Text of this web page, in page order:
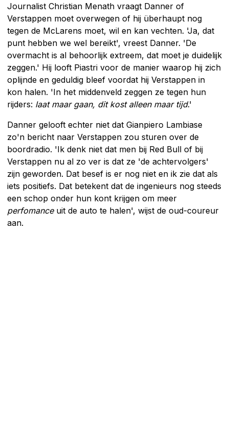
Journalist Christian Menath vraagt Danner of
Verstappen moet overwegen of hij überhaupt nog
tegen de McLarens moet, wil en kan vechten. 'Ja, dat
punt hebben we wel bereikt', vreest Danner. 'De
overmacht is al behoorlijk extreem, dat moet je duidelijk
zeggen.' Hij looft Piastri voor de manier waarop hij zich
oplijnde en geduldig bleef voordat hij Verstappen in
kon halen. 'In het middenveld zeggen ze tegen hun
rijders: laat maar gaan, dit kost alleen maar tijd.'
Danner gelooft echter niet dat Gianpiero Lambiase
zo'n bericht naar Verstappen zou sturen over de
boordradio. 'Ik denk niet dat men bij Red Bull of bij
Verstappen nu al zo ver is dat ze 'de achtervolgers'
zijn geworden. Dat besef is er nog niet en ik zie dat als
iets positiefs. Dat betekent dat de ingenieurs nog steeds
een schop onder hun kont krijgen om meer
perfomanceuit de auto te halen', wijst de oud-coureur
aan.